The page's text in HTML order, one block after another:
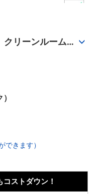
クリーンルーム
できます）
ストダウン！